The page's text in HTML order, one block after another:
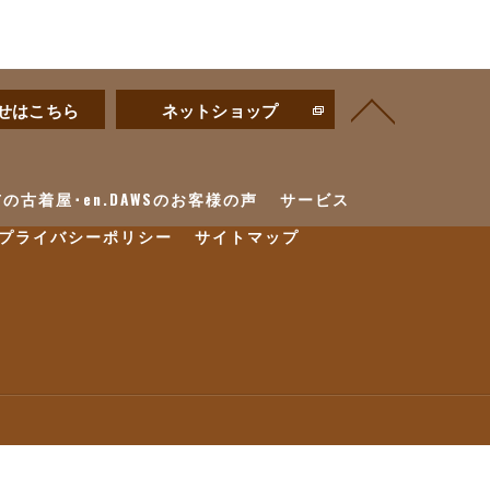
はこちら ネットショップ
古着屋･en.DAWSのお客様の声
サービス
プライバシーポリシー サイトマップ